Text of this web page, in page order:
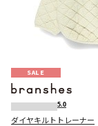
SALE
5.0
ダイヤキルトトレーナー